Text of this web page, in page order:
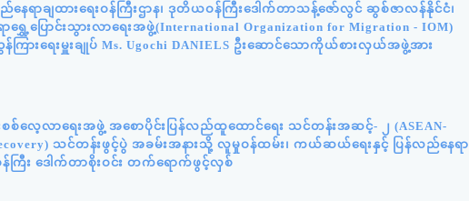
ရာချထားရေးဝန်ကြီးဌာန၊ ဒုတိယဝန်ကြီးဒေါက်တာသန့်ဇော်လွင် ဆွစ်ဇာလန်နိုင်ငံ၊
ေ့ပြောင်းသွားလာရေးအဖွဲ့(International Organization for Migration - IOM)
ြားရေးမှူးချုပ် Ms. Ugochi DANIELS ဦးဆောင်သောကိုယ်စားလှယ်အဖွဲ့အား
စ်လေ့လာရေးအဖွဲ့ အစောပိုင်းပြန်လည်ထူထောင်ရေး သင်တန်းအဆင့်- ၂ (ASEAN-
Recovery) သင်တန်းဖွင့်ပွဲ အခမ်းအနားသို့ လူမှုဝန်ထမ်း၊ ကယ်ဆယ်ရေးနှင့် ပြန်လည်နေရာ
ဝန်ကြီး ဒေါက်တာစိုးဝင်း တက်ရောက်ဖွင့်လှစ်